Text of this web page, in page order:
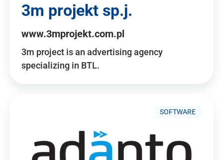
3m projekt sp.j.
www.3mprojekt.com.pl
3m project is an advertising agency
specializing in BTL.
SOFTWARE